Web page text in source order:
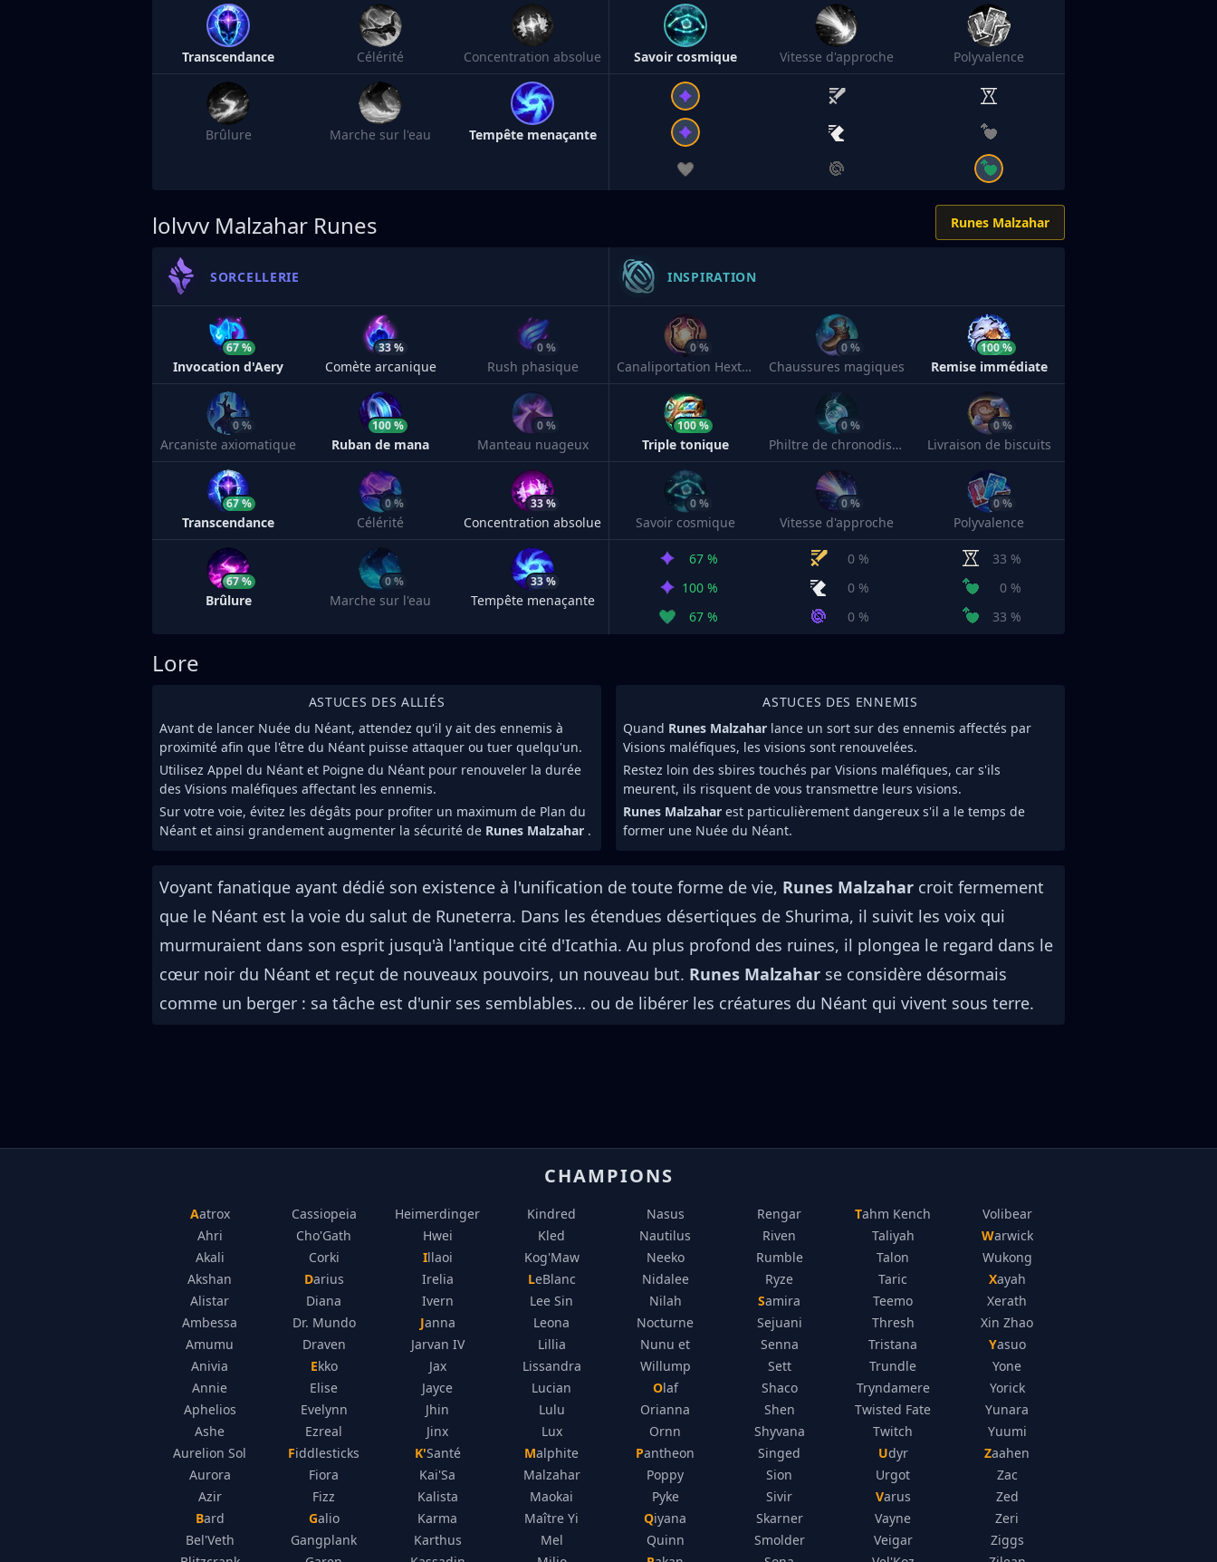
Transcendance Célérité Concentration absolue
Brûlure Marche sur l'eau Tempête menaçante
Savoir cosmique Vitesse d'approche Polyvalence
lolvvv Malzahar Runes Runes Malzahar
SORCELLERIE
67 %
Invocation d'Aery
33 %
Comète arcanique
0 %
Rush phasique
0 %
Arcaniste axiomatique
100 %
Ruban de mana
0 %
Manteau nuageux
67 %
Transcendance
0 %
Célérité
33 %
Concentration absolue
67 %
Brûlure
0 %
Marche sur l'eau
33 %
Tempête menaçante
INSPIRATION
0 %
Canaliportation Hextech
0 %
Chaussures magiques
100 %
Remise immédiate
100 %
Triple tonique
0 %
Philtre de chronodistorsion
0 %
Livraison de biscuits
0 %
Savoir cosmique
0 %
Vitesse d'approche
0 %
Polyvalence
67 % 0 %
33 %
100 %
0 %
0 %
67 %
0 % 33 %
Lore
ASTUCES DES ALLIÉS
Avant de lancer Nuée du Néant, attendez qu'il y ait des ennemis à
proximité afin que l'être du Néant puisse attaquer ou tuer quelqu'un.
Utilisez Appel du Néant et Poigne du Néant pour renouveler la durée
des Visions maléfiques affectant les ennemis.
Sur votre voie, évitez les dégâts pour profiter un maximum de Plan du
Néant et ainsi grandement augmenter la sécurité de Runes Malzahar .
ASTUCES DES ENNEMIS
Quand Runes Malzahar lance un sort sur des ennemis affectés par
Visions maléfiques, les visions sont renouvelées.
Restez loin des sbires touchés par Visions maléfiques, car s'ils
meurent, ils risquent de vous transmettre leurs visions.
Runes Malzahar est particulièrement dangereux s'il a le temps de
former une Nuée du Néant.
Voyant fanatique ayant dédié son existence à l'unification de toute forme de vie, Runes Malzahar croit fermement
que le Néant est la voie du salut de Runeterra. Dans les étendues désertiques de Shurima, il suivit les voix qui
murmuraient dans son esprit jusqu'à l'antique cité d'Icathia. Au plus profond des ruines, il plongea le regard dans le
cœur noir du Néant et reçut de nouveaux pouvoirs, un nouveau but. Runes Malzahar se considère désormais
comme un berger : sa tâche est d'unir ses semblables… ou de libérer les créatures du Néant qui vivent sous terre.
CHAMPIONS
Aatrox
Ahri
Akali
Akshan
Alistar
Ambessa
Amumu
Anivia
Annie
Aphelios
Ashe
Aurelion Sol
Aurora
Azir
Bard
Bel'Veth
Cassiopeia
Cho'Gath
Corki
Darius
Diana
Dr. Mundo
Draven
Ekko
Elise
Evelynn
Ezreal
Fiddlesticks
Fiora
Fizz
Galio
Gangplank
Heimerdinger
Hwei
Illaoi
Irelia
Ivern
Janna
Jarvan IV
Jax
Jayce
Jhin
Jinx
K'Santé
Kai'Sa
Kalista
Karma
Karthus
Kindred
Kled
Kog'Maw
LeBlanc
Lee Sin
Leona
Lillia
Lissandra
Lucian
Lulu
Lux
Malphite
Malzahar
Maokai
Maître Yi
Mel
Nasus
Nautilus
Neeko
Nidalee
Nilah
Nocturne
Nunu et
Willump
Olaf
Orianna
Ornn
Pantheon
Poppy
Pyke
Qiyana
Quinn
Rengar
Riven
Rumble
Ryze
Samira
Sejuani
Senna
Sett
Shaco
Shen
Shyvana
Singed
Sion
Sivir
Skarner
Smolder
Tahm Kench
Taliyah
Talon
Taric
Teemo
Thresh
Tristana
Trundle
Tryndamere
Twisted Fate
Twitch
Udyr
Urgot
Varus
Vayne
Veigar
Volibear
Warwick
Wukong
Xayah
Xerath
Xin Zhao
Yasuo
Yone
Yorick
Yunara
Yuumi
Zaahen
Zac
Zed
Zeri
Ziggs